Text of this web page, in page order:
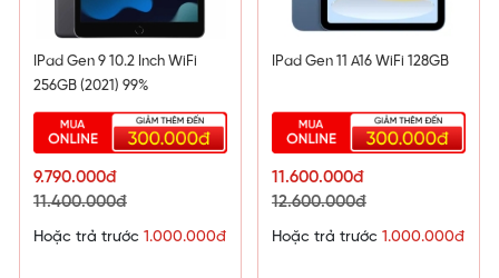
IPad Gen 9 10.2 Inch WiFi
256GB (2021) 99%
9.790.000đ
11.400.000đ
Hoặc trả trước 1.000.000đ
IPad Gen 11 A16 WiFi 128GB
11.600.000đ
12.600.000đ
Hoặc trả trước 1.000.000đ